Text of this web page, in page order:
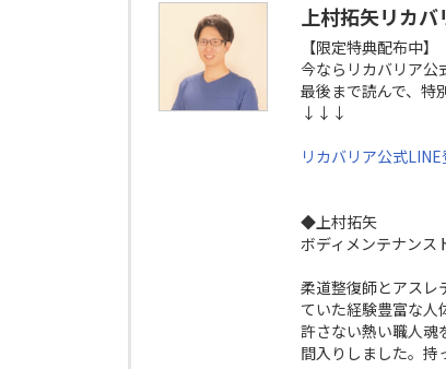
上村拓矢リカバ
【限定特典配布中】
今ならリカバリア公
最後まで読んで、特
↓↓↓
リカバリア公式
◆上村拓矢
ボディメンテナンス
柔道整復師とアスレ
ていた経験豊富な人
許さない熱い職人魂
間入りしました。持